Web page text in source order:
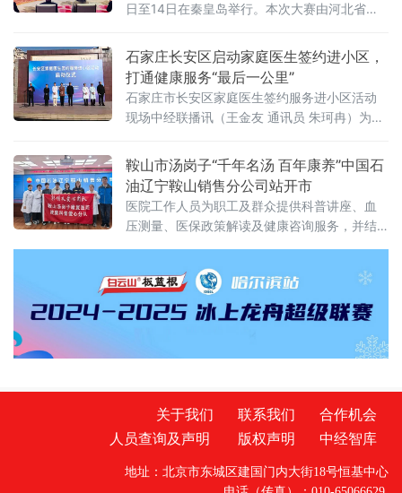
日至14日在秦皇岛举行。本次大赛由河北省人
办，旨在全面展示三地康养技能人才精湛技术
和精神风貌，引领区域康养行业技能人才队伍
建设，促进京津冀康养服务业健康快速发展。
石家庄长安区启动家庭医生签约进小区，
打通健康服务“最后一公里”
石家庄市长安区家庭医生签约服务进小区活动
现场中经联播讯（王金友 通讯员 朱珂冉）为持
康服务送到群众“家门口”，11月29日，石家庄市
长安区家庭医生签约服务进小区活动启动仪式
在金谈固家园举行。
鞍山市汤岗子“千年名汤 百年康养”中国石
油辽宁鞍山销售分公司站开市
医院工作人员为职工及群众提供科普讲座、血
压测量、医保政策解读及健康咨询服务，并结
时耐心细致地解答大家所提出的疾病治疗、康
复等方面的问题，让大家享受到专业医疗服
务，将健康与温暖送到职工心间。 据介绍，活
动中，心肺康
关于我们 联系我们
合作机会
人员查询及声明
版权声明 中经智库
地址：北京市东城区建国门内大街18号恒基中心